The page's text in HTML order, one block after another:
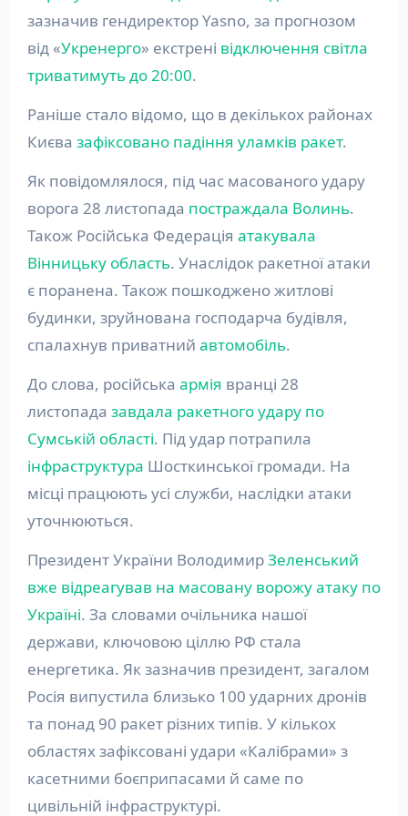
зазначив гендиректор Yasno, за прогнозом
від «Укренерго» екстрені відключення світла
триватимуть до 20:00.
Раніше стало відомо, що в декількох районах
Києва зафіксовано падіння уламків ракет.
Як повідомлялося, під час масованого удару
ворога 28 листопада постраждала Волинь.
Також Російська Федерація атакувала
Вінницьку область. Унаслідок ракетної атаки
є поранена. Також пошкоджено житлові
будинки, зруйнована господарча будівля,
спалахнув приватний автомобіль.
До слова, російська армія вранці 28
листопада завдала ракетного удару по
Сумській області. Під удар потрапила
інфраструктура Шосткинської громади. На
місці працюють усі служби, наслідки атаки
уточнюються.
Президент України ВолодимирЗеленський
вже відреагував на масовану ворожу атаку по
Україні. За словами очільника нашої
держави, ключовою ціллю РФ стала
енергетика. Як зазначив президент, загалом
Росія випустила близько 100 ударних дронів
та понад 90 ракет різних типів. У кількох
областях зафіксовані удари «Калібрами» з
касетними боєприпасами й саме по
цивільній інфраструктурі.